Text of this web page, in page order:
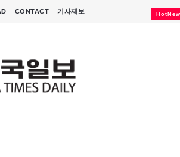
CONTACT 기사제보